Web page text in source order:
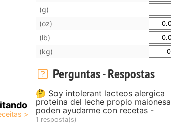
(g)
(oz)
(lb)
(kg)
Perguntas - Respostas
🤔 Soy intolerant lacteos alergica
proteina del leche propio maionesa
poden ayudarme con recetas -
1 resposta(s)